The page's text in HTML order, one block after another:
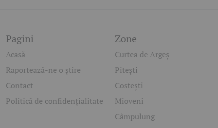
Pagini
Acasă
Raportează-ne o știre
Contact
Politică de confidențialitate
Zone
Curtea de Argeș
Pitești
Costești
Mioveni
Câmpulung